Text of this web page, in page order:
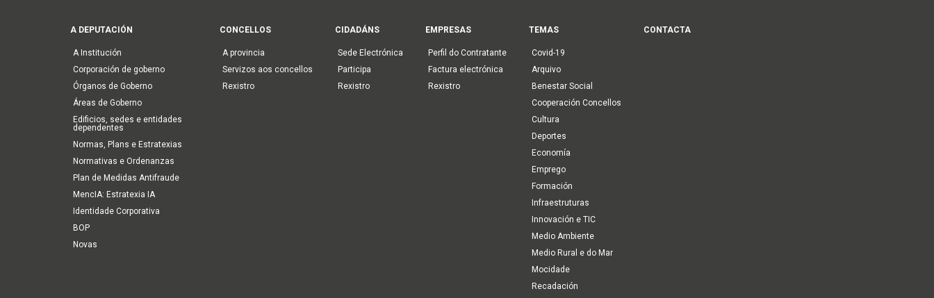
Main
navigation
A DEPUTACIÓN
A Institución
Corporación de goberno
Órganos de Goberno
Áreas de Goberno
Edificios, sedes e entidades
dependentes
Normas, Plans e Estratexias
Normativas e Ordenanzas
Plan de Medidas Antifraude
MencIA: Estratexia IA
Identidade Corporativa
BOP
Novas
CONCELLOS
A provincia
Servizos aos concellos
Rexistro
CIDADÁNS
Sede Electrónica
Participa
Rexistro
EMPRESAS
Perfil do Contratante
Factura electrónica
Rexistro
TEMAS
Covid-19
Arquivo
Benestar Social
Cooperación Concellos
Cultura
Deportes
Economía
Emprego
Formación
Infraestruturas
Innovación e TIC
Medio Ambiente
Medio Rural e do Mar
Mocidade
Recadación
CONTACTA